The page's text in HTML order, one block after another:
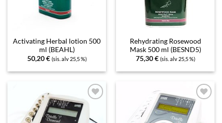
Activating Herbal lotion 500
ml (BEAHL)
50,20€ (sis. alv 25,5 %)
Rehydrating Rosewood
Mask 500 ml (BESND5)
75,30€ (sis. alv 25,5 %)
Add to
Add to
wishlist